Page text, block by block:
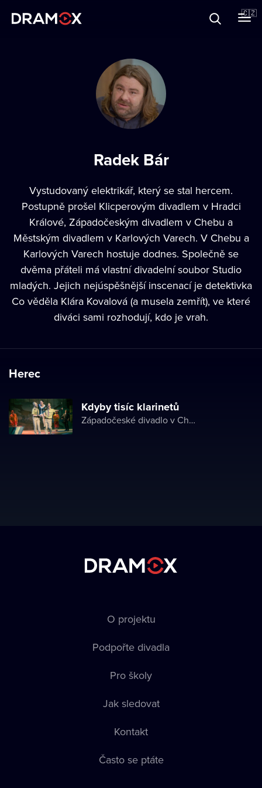
🇨🇿
Radek Bár
Vystudovaný elektrikář, který se stal hercem.
Postupně prošel Klicperovým divadlem v Hradci
Králové, Západočeským divadlem v Chebu a
Městským divadlem v Karlových Varech. V Chebu a
Karlových Varech hostuje dodnes. Společně se
dvěma přáteli má vlastní divadelní soubor Studio
mladých. Jejich nejúspěšnější inscenací je detektivka
Co věděla Klára Kovalová (a musela zemřít), ve které
diváci sami rozhodují, kdo je vrah.
Herec
Kdyby tisíc klarinetů
Západočeské divadlo v Chebu
O projektu
Podpořte divadla
Pro školy
Jak sledovat
Kontakt
Často se ptáte